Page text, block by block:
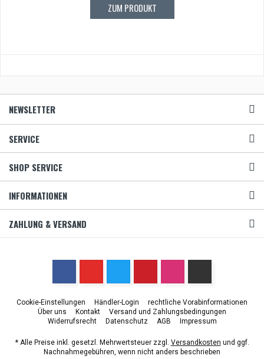
ZUM PRODUKT
NEWSLETTER
SERVICE
SHOP SERVICE
INFORMATIONEN
ZAHLUNG & VERSAND
Cookie-Einstellungen Händler-Login
rechtliche Vorabinformationen
Über uns
Kontakt
Versand und Zahlungsbedingungen
Widerrufsrecht
Datenschutz AGB Impressum
* Alle Preise inkl. gesetzl. Mehrwertsteuer zzgl. Versandkosten und ggf.
Nachnahmegebühren, wenn nicht anders beschrieben